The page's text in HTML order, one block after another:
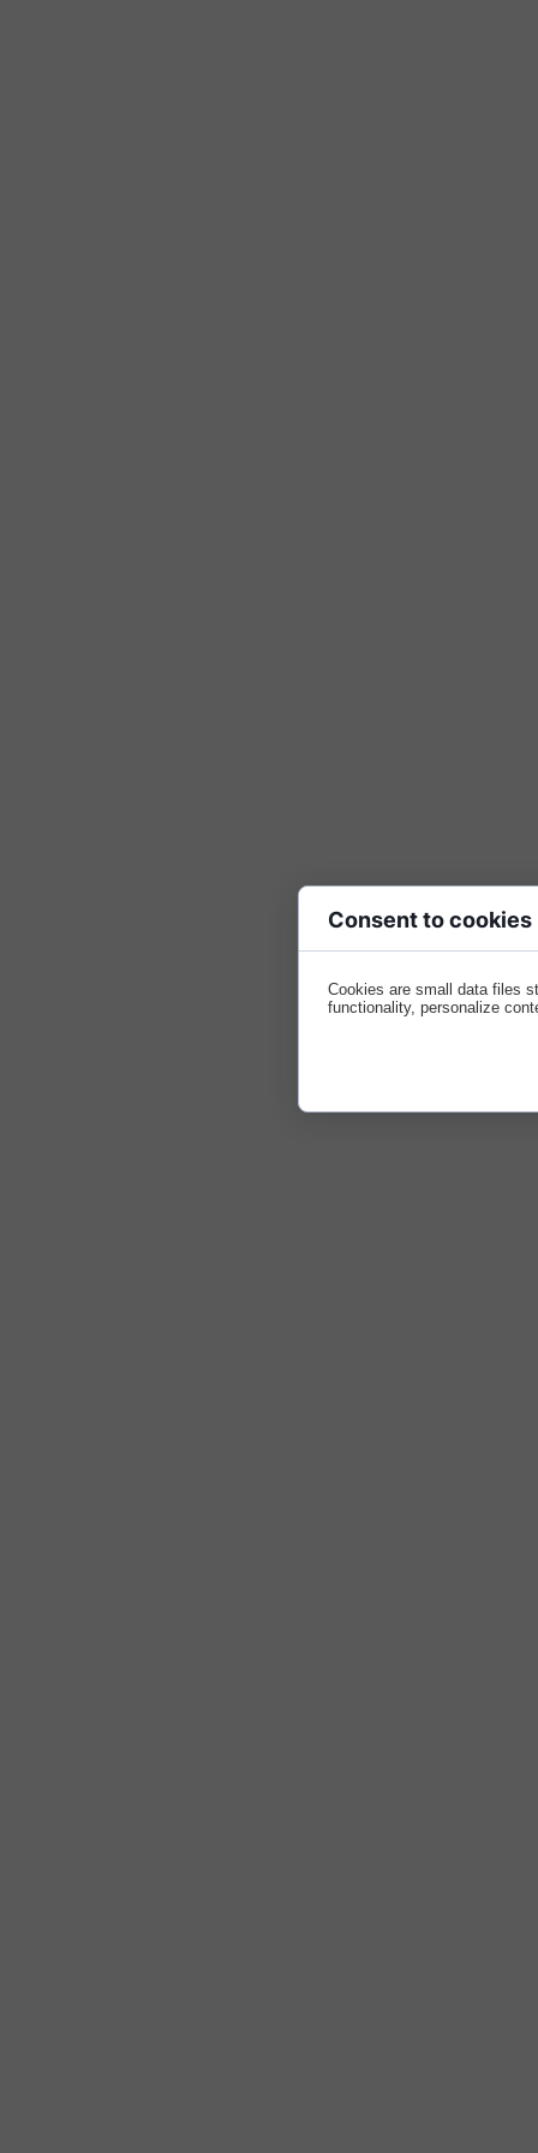
Consent to cookies
Cookies are small data files
functionality, personalize